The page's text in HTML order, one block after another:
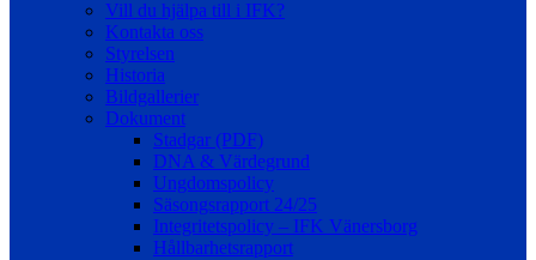
Vill du hjälpa till i IFK?
Kontakta oss
Styrelsen
Historia
Bildgallerier
Dokument
Stadgar (PDF)
DNA & Värdegrund
Ungdomspolicy
Säsongsrapport 24/25
Integritetspolicy – IFK Vänersborg
Hållbarhetsrapport